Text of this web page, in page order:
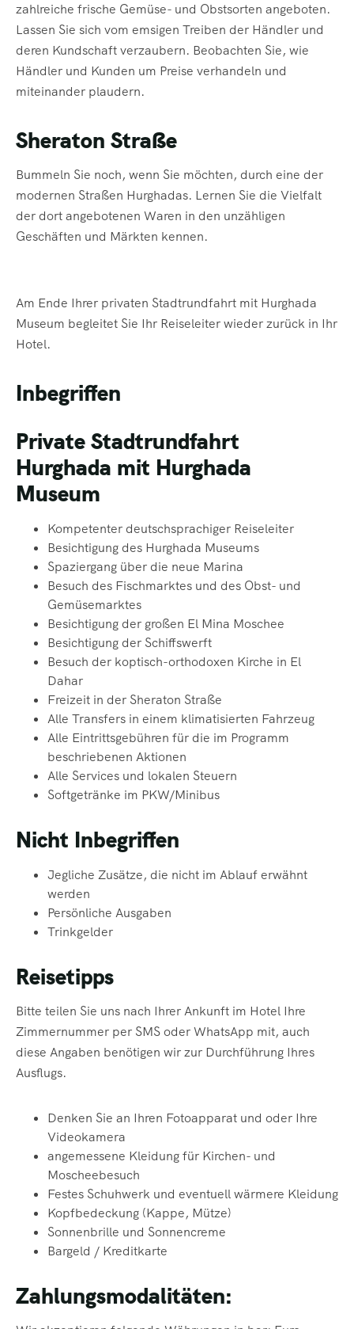
zahlreiche frische Gemüse- und Obstsorten angeboten.
Lassen Sie sich vom emsigen Treiben der Händler und
deren Kundschaft verzaubern. Beobachten Sie, wie
Händler und Kunden um Preise verhandeln und
miteinander plaudern.
Sheraton Straße
Bummeln Sie noch, wenn Sie möchten, durch eine der
modernen Straßen Hurghadas. Lernen Sie die Vielfalt
der dort angebotenen Waren in den unzähligen
Geschäften und Märkten kennen.
Am Ende Ihrer privaten Stadtrundfahrt mit Hurghada
Museum begleitet Sie Ihr Reiseleiter wieder zurück in Ihr
Hotel.
Inbegriffen
Private Stadtrundfahrt
Hurghada mit Hurghada
Museum
Kompetenter deutschsprachiger Reiseleiter
Besichtigung des Hurghada Museums
Spaziergang über die neue Marina
Besuch des Fischmarktes und des Obst- und
Gemüsemarktes
Besichtigung der großen El Mina Moschee
Besichtigung der Schiffswerft
Besuch der koptisch-orthodoxen Kirche in El
Dahar
Freizeit in der Sheraton Straße
Alle Transfers in einem klimatisierten Fahrzeug
Alle Eintrittsgebühren für die im Programm
beschriebenen Aktionen
Alle Services und lokalen Steuern
Softgetränke im PKW/Minibus
Nicht Inbegriffen
Jegliche Zusätze, die nicht im Ablauf erwähnt
werden
Persönliche Ausgaben
Trinkgelder
Reisetipps
Bitte teilen Sie uns nach Ihrer Ankunft im Hotel Ihre
Zimmernummer per SMS oder WhatsApp mit, auch
diese Angaben benötigen wir zur Durchführung Ihres
Ausflugs.
Denken Sie an Ihren Fotoapparat und oder Ihre
Videokamera
angemessene Kleidung für Kirchen- und
Moscheebesuch
Festes Schuhwerk und eventuell wärmere Kleidung
Kopfbedeckung (Kappe, Mütze)
Sonnenbrille und Sonnencreme
Bargeld / Kreditkarte
Zahlungsmodalitäten: